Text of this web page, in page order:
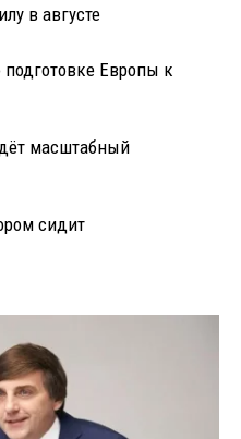
в августе
Европы к
масштабный
сидит